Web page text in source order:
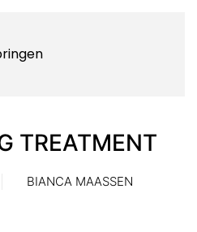
TREATMENT
BIANCA MAASSEN